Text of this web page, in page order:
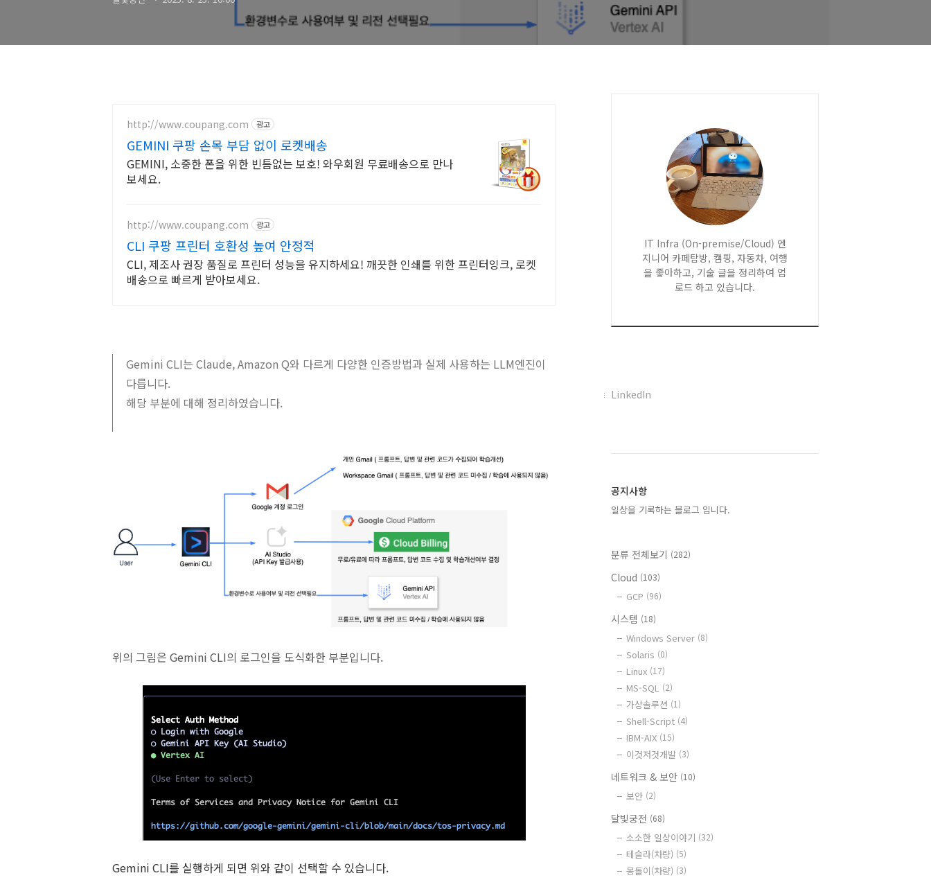
http://www.coupang.com 광고
GEMINI 쿠팡 손목 부담 없이 로켓배송
GEMINI, 소중한 폰을 위한 빈틈없는 보호! 와우회원 무료배송으로 만나
보세요.
http://www.coupang.com 광고
CLI 쿠팡 프린터 호환성 높여 안정적
CLI, 제조사 권장 품질로 프린터 성능을 유지하세요! 깨끗한 인쇄를 위한 프린터잉크, 로켓
배송으로 빠르게 받아보세요.
Gemini CLI는 Claude, Amazon Q와 다르게 다양한 인증방법과 실제 사용하는 LLM엔진이
다릅니다.
해당 부분에 대해 정리하였습니다.
위의 그림은 Gemini CLI의 로그인을 도식화한 부분입니다.
Gemini CLI를 실행하게 되면 위와 같이 선택할 수 있습니다.
IT Infra (On-premise/Cloud) 엔
지니어 카페탐방, 캠핑, 자동차, 여행
을 좋아하고, 기술 글을 정리하여 업
로드 하고 있습니다.
페
플
러
그
LinkedIn
공지사항
일상을 기록하는 블로그 입니다.
분류 전체보기 (282)
Cloud (103)
GCP (96)
시스템 (18)
Windows Server (8)
Solaris (0)
Linux (17)
MS-SQL (2)
가상솔루션 (1)
Shell-Script (4)
IBM-AIX (15)
이것저것개발 (3)
네트워크 & 보안 (10)
보안 (2)
달빛궁전 (68)
소소한 일상이야기 (32)
테슬라(차량) (5)
몽돌이(차량) (3)